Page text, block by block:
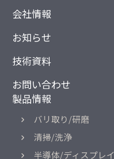
会社情報
お知らせ
技術資料
お問い合わせ
製品情報
バリ取り/研磨
清掃/洗浄
半導体/ディスプレイ